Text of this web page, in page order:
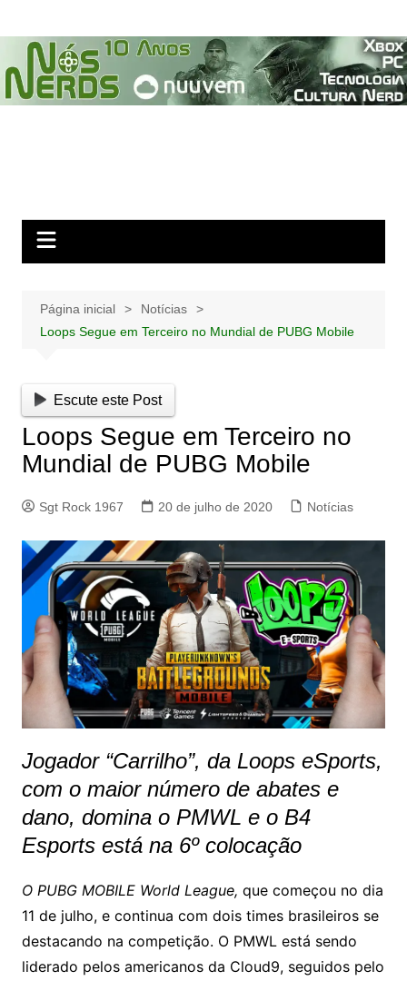
para
conteúdo
Página inicial
Notícias
Loops Segue em Terceiro no Mundial de PUBG Mobile
Escute este Post
Loops Segue em Terceiro no
Mundial de PUBG Mobile
Sgt Rock 1967 20 de julho de 2020 Notícias
Jogador “Carrilho”, da Loops eSports,
com o maior número de abates e
dano, domina o PMWL e o B4
Esports está na 6º colocação
O PUBG MOBILE World League, que começou no dia
11 de julho, e continua com dois times brasileiros se
destacando na competição. O PMWL está sendo
liderado pelos americanos da Cloud9, seguidos pelo